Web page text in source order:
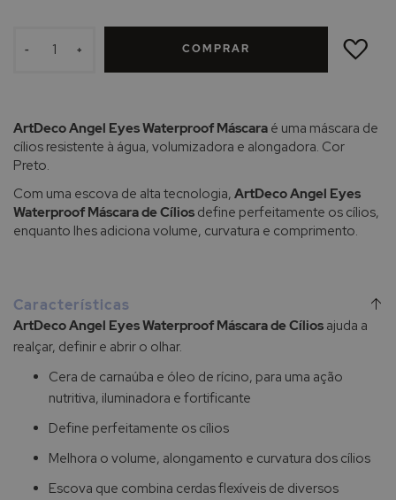
- + COMPRAR
ADICIONAR
LISTA
ArtDeco Angel Eyes Waterproof Máscara é uma máscara de
cílios resistente à água, volumizadora e alongadora. Cor
Preto.
Com uma escova de alta tecnologia, ArtDeco Angel Eyes
Waterproof Máscara de Cílios define perfeitamente os cílios,
enquanto lhes adiciona volume, curvatura e comprimento.
Características
ArtDeco Angel Eyes Waterproof Máscara de Cílios ajuda a
realçar, definir e abrir o olhar.
Cera de carnaúba e óleo de rícino, para uma ação
nutritiva, iluminadora e fortificante
Define perfeitamente os cílios
Melhora o volume, alongamento e curvatura dos cílios
Escova que combina cerdas flexíveis de diversos